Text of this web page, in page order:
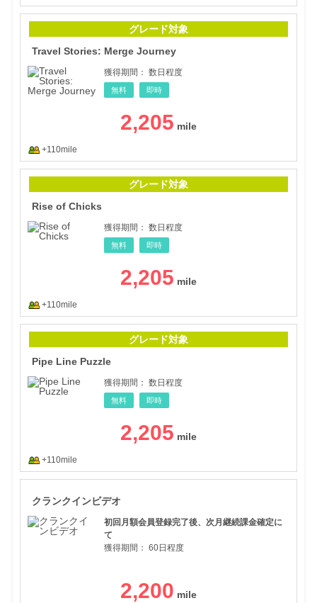
グレード対象
Travel Stories: Merge Journey
獲得期間： 数日程度
無料 即時
2,205
+110mile
グレード対象
Rise of Chicks
獲得期間： 数日程度
無料 即時
2,205
+110mile
グレード対象
Pipe Line Puzzle
獲得期間： 数日程度
無料 即時
2,205
+110mile
クランクインビデオ
初回月額会員登録完了後、次月継続課金確定に
て
獲得期間： 60日程度
2,200